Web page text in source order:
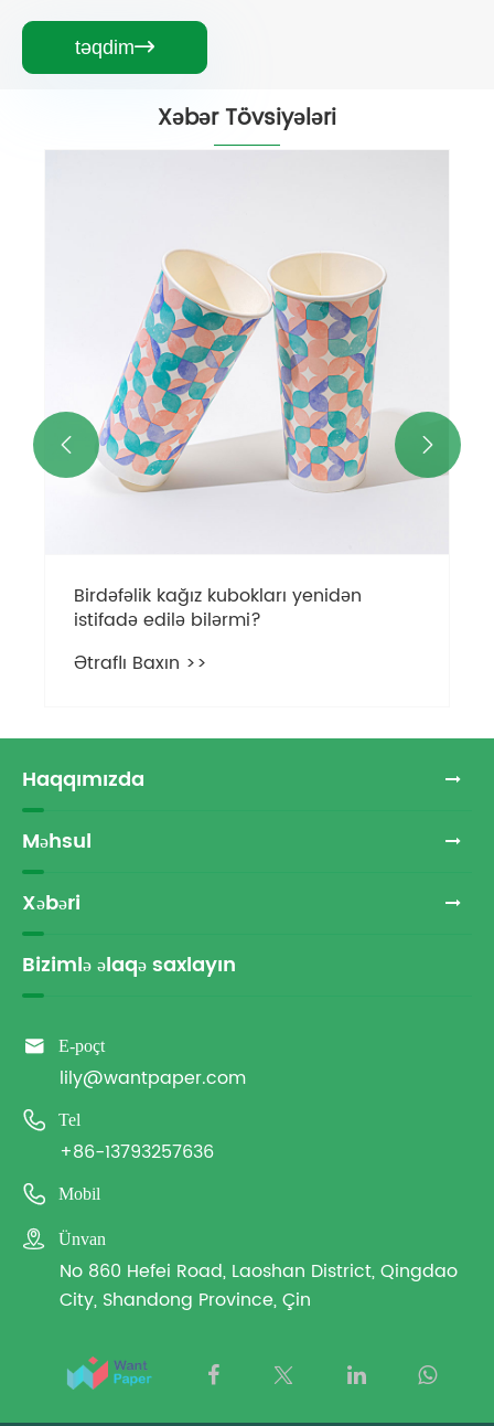
təqdim
Xəbər Tövsiyələri
Birdəfəlik kağız kubokları yenidən
istifadə edilə bilərmi?
Ətraflı Baxın >>
 
Haqqımızda
Məhsul
Xəbəri
Bizimlə əlaqə saxlayın
 E-poçt
lily@wantpaper.com
 Tel
+86-13793257636
 Mobil
 Ünvan
No 860 Hefei Road, Laoshan District, Qingdao
City, Shandong Province, Çin